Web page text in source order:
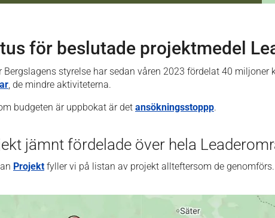
för beslutade projektmedel
Bergslagens styrelse har sedan våren 2023 fördelat 40
, de mindre aktiviteterna.
budgeten är uppbokat är det ansökningsstoppp.
jämnt fördelade över hela
Projekt fyller vi på listan av projekt allteftersom de